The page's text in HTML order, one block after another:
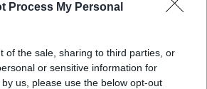
Process My Personal
of the sale, sharing to third parties, or
or sensitive information for
us, please use the below opt-out
Μειώνει το κοιλιακό
είναι μέχρι τις έξι